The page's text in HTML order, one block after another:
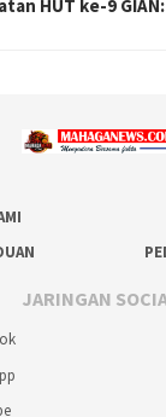
HUT ke-9
JARINGAN